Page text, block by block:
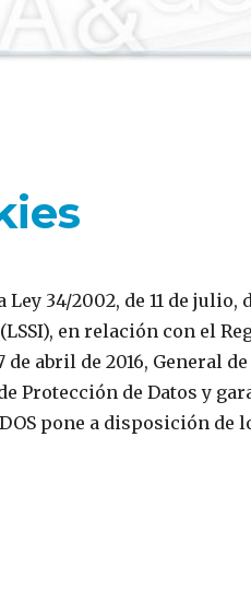
34/2002, de 11 de julio,
en relación con el
abril de 2016, General
Protección de Datos y
pone a disposición